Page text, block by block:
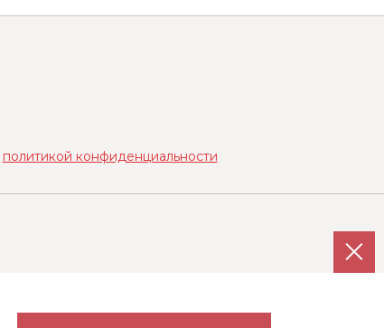
политикой конфиденциальности
Каталог
Партнерам